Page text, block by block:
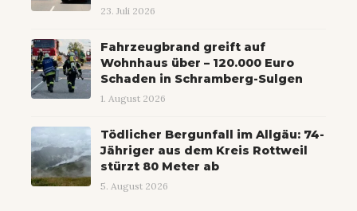
23. Juli 2026
Fahrzeugbrand greift auf
Wohnhaus über – 120.000 Euro
Schaden in Schramberg-Sulgen
1. August 2026
Tödlicher Bergunfall im Allgäu: 74-
Jähriger aus dem Kreis Rottweil
stürzt 80 Meter ab
5. August 2026